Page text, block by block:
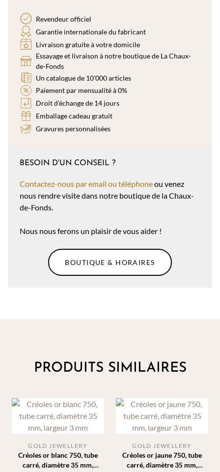
Revendeur officiel
Garantie internationale du fabricant
Livraison gratuite à votre domicile
Essayage et livraison à notre boutique de La Chaux-
de-Fonds
Un catalogue de 10’000 articles
Paiement par mensualité à 0%
Droit d’échange de 14 jours
Emballage cadeau gratuit
Gravures personnalisées
BESOIN D'UN CONSEIL ?
Contactez-nous par email ou téléphoneou venez
nous rendre visite dans notre boutique de la Chaux-
de-Fonds.
Nous nous ferons un plaisir de vous aider !
BOUTIQUE & HORAIRES
PRODUITS SIMILAIRES
Créoles or blanc 750, tube
carré, diamètre 35 mm,
GOLD JEWELLERY
Créoles or jaune 750, tube
carré, diamètre 35 mm,
GOLD JEWELLERY